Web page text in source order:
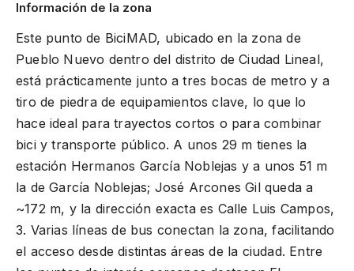
Información de la zona
Este punto de BiciMAD, ubicado en la zona de
Pueblo Nuevo dentro del distrito de Ciudad Lineal,
está prácticamente junto a tres bocas de metro y a
tiro de piedra de equipamientos clave, lo que lo
hace ideal para trayectos cortos o para combinar
bici y transporte público. A unos 29 m tienes la
estación Hermanos García Noblejas y a unos 51 m
la de García Noblejas; José Arcones Gil queda a
~172 m, y la dirección exacta es Calle Luis Campos,
3. Varias líneas de bus conectan la zona, facilitando
el acceso desde distintas áreas de la ciudad. Entre